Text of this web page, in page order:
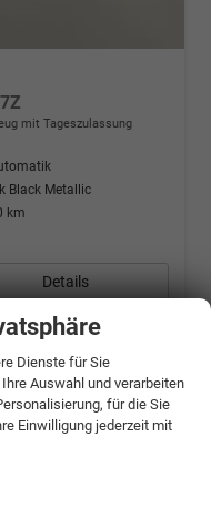
mit Tageszulassung
Black Metallic
km
Details
Dienste für Sie
Auswahl und verarbeiten
für die Sie
Einwilligung jederzeit mit